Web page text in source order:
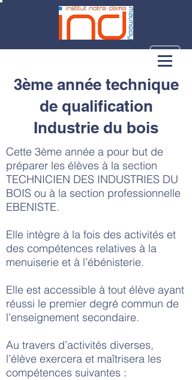
3ème année technique
de qualification
Industrie du bois
Cette 3ème année a pour but de
préparer les élèves à la section
TECHNICIEN DES INDUSTRIES DU
BOIS ou à la section professionnelle
EBENISTE.
Elle intègre à la fois des activités et
des compétences relatives à la
menuiserie et à l’ébénisterie.
Elle est accessible à tout élève ayant
réussi le premier degré commun de
l’enseignement secondaire.
Au travers d’activités diverses,
l’élève exercera et maîtrisera les
compétences suivantes :